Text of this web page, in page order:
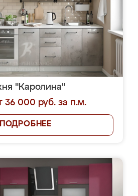
"Каролина"
36 000 руб. за п.м.
ПОДРОБНЕЕ